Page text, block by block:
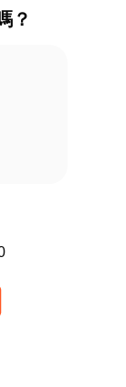
？